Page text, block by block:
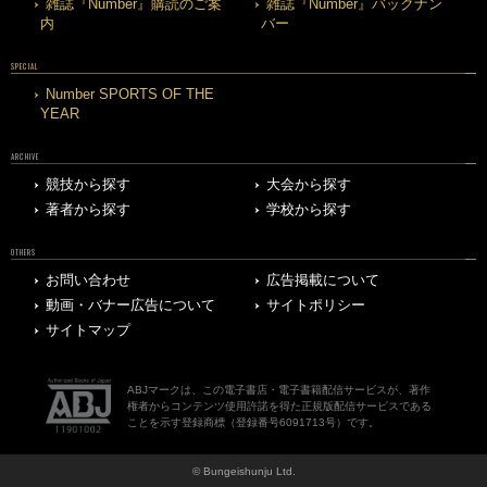
雑誌『Number』購読のご案
内
雑誌『Number』バックナン
バー
SPECIAL
Number SPORTS OF THE
YEAR
ARCHIVE
競技から探す
大会から探す
著者から探す
学校から探す
OTHERS
お問い合わせ
広告掲載について
動画・バナー広告について
サイトポリシー
サイトマップ
ABJマークは、この電子書店・電子書籍配信サービスが、著作
権者からコンテンツ使用許諾を得た正規版配信サービスである
ことを示す登録商標（登録番号6091713号）です。
© Bungeishunju Ltd.